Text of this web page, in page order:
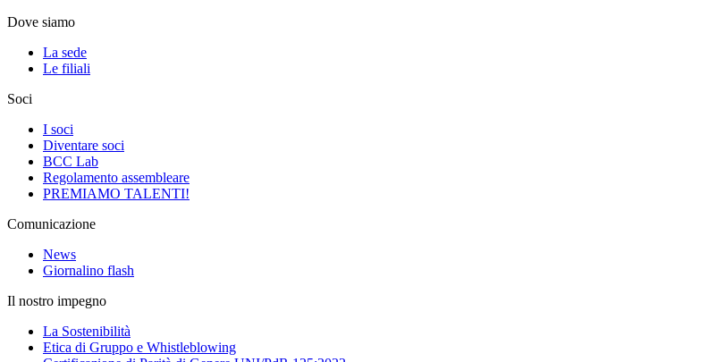
Dove siamo
La sede
Le filiali
Soci
I soci
Diventare soci
BCC Lab
Regolamento assembleare
PREMIAMO TALENTI!
Comunicazione
News
Giornalino flash
Il nostro impegno
La Sostenibilità
Etica di Gruppo e Whistleblowing